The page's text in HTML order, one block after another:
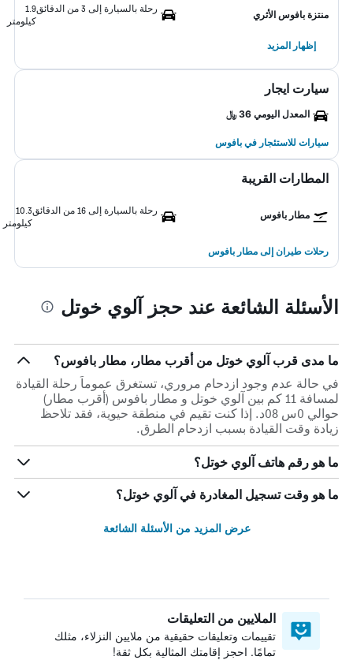
منتزة بافوس الأثري
رحلة بالسيارة إلى 3 من الدقائق
1.9
كيلومتر
إظهار المزيد
سيارت ايجار
المعدل اليومي 36 ﷼
سيارات للاستئجار في بافوس
المطارات القريبة
مطار بافوس رحلة بالسيارة إلى 16 من الدقائق
10.3
كيلومتر
رحلات طيران إلى مطار بافوس
الأسئلة الشائعة عند حجز آلوي خوتل
ما مدى قرب آلوي خوتل من أقرب مطار، مطار بافوس؟
في حالة عدم وجود ازدحام مروري، تستغرق عموماً رحلة القيادة
لمسافة 11 كم بين آلوي خوتل و مطار بافوس (أقرب مطار)
حوالي 0س 08د. إذا كنت تقيم في منطقة حيوية، فقد تلاحظ
زيادة وقت القيادة بسبب ازدحام الطرق.
ما هو رقم هاتف آلوي خوتل؟
ما هو وقت تسجيل المغادرة في آلوي خوتل؟
عرض المزيد من الأسئلة الشائعة
الملايين من التعليقات
تقييمات وتعليقات حقيقية من ملايين النزلاء، مثلك
تمامًا. احجز إقامتك المثالية بكل ثقة!